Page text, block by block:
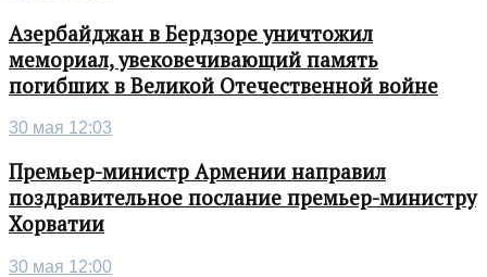
Азербайджан в Бердзоре уничтожил
мемориал, увековечивающий память
погибших в Великой Отечественной войне
30 мая 12:03
Премьер-министр Армении направил
поздравительное послание премьер-министру
Хорватии
30 мая 12:00